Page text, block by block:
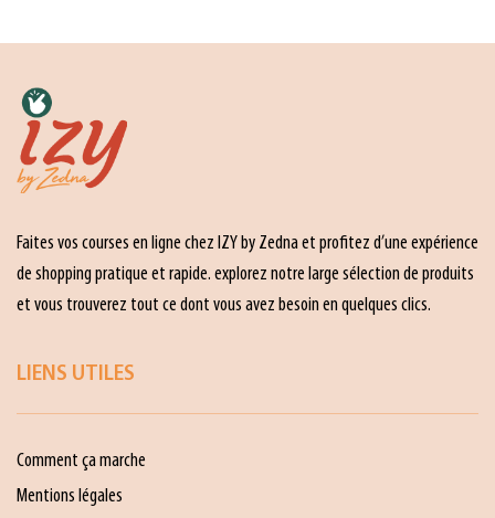
Faites vos courses en ligne chez IZY by Zedna et profitez d’une expérience
de shopping pratique et rapide. explorez notre large sélection de produits
et vous trouverez tout ce dont vous avez besoin en quelques clics.
LIENS UTILES
Comment ça marche
Mentions légales